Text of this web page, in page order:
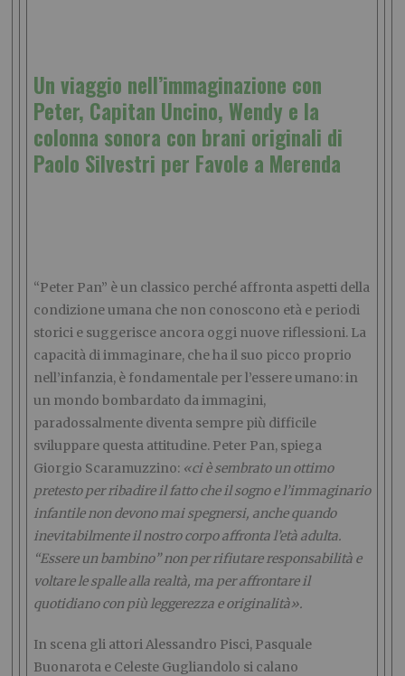
Un viaggio nell’immaginazione con
Peter, Capitan Uncino, Wendy e la
colonna sonora con brani originali di
Paolo Silvestri per Favole a Merenda
“Peter Pan” è un classico perché affronta aspetti della
condizione umana che non conoscono età e periodi
storici e suggerisce ancora oggi nuove riflessioni. La
capacità di immaginare, che ha il suo picco proprio
nell’infanzia, è fondamentale per l’essere umano: in
un mondo bombardato da immagini,
paradossalmente diventa sempre più difficile
sviluppare questa attitudine. Peter Pan, spiega
Giorgio Scaramuzzino: «ci è sembrato un ottimo
pretesto per ribadire il fatto che il sogno e l’immaginario
infantile non devono mai spegnersi, anche quando
inevitabilmente il nostro corpo affronta l’età adulta.
“Essere un bambino” non per rifiutare responsabilità e
voltare le spalle alla realtà, ma per affrontare il
quotidiano con più leggerezza e originalità».
In scena gli attori Alessandro Pisci, Pasquale
Buonarota e Celeste Gugliandolo si calano